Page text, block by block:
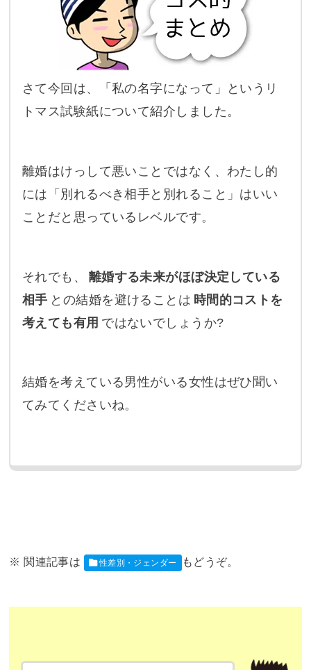
さて今回は、「私の名字になって」というリ
トマス試験紙について紹介しました。
離婚はけっして悪いことではなく、わたし的
には「別れるべき相手と別れること」はいい
ことだと思っているレベルです。
それでも、
離婚する未来がほぼ決定している
相手 との結婚を避けることは 時間的コストを
考えても有用 ではないでしょうか?
結婚を考えている男性がいる女性はぜひ聞い
てみてくださいね。
性差別・ジェンダー